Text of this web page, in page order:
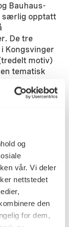
og
vår. Vi deler
nettstedet
den
for dem,
Bauhaus-
særlig opptatt
De tre
Kongsvinger
motiv)
tematisk